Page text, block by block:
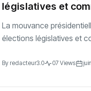
législatives et
La mouvance
élections législatives et
By redacteur3.0 07 Views